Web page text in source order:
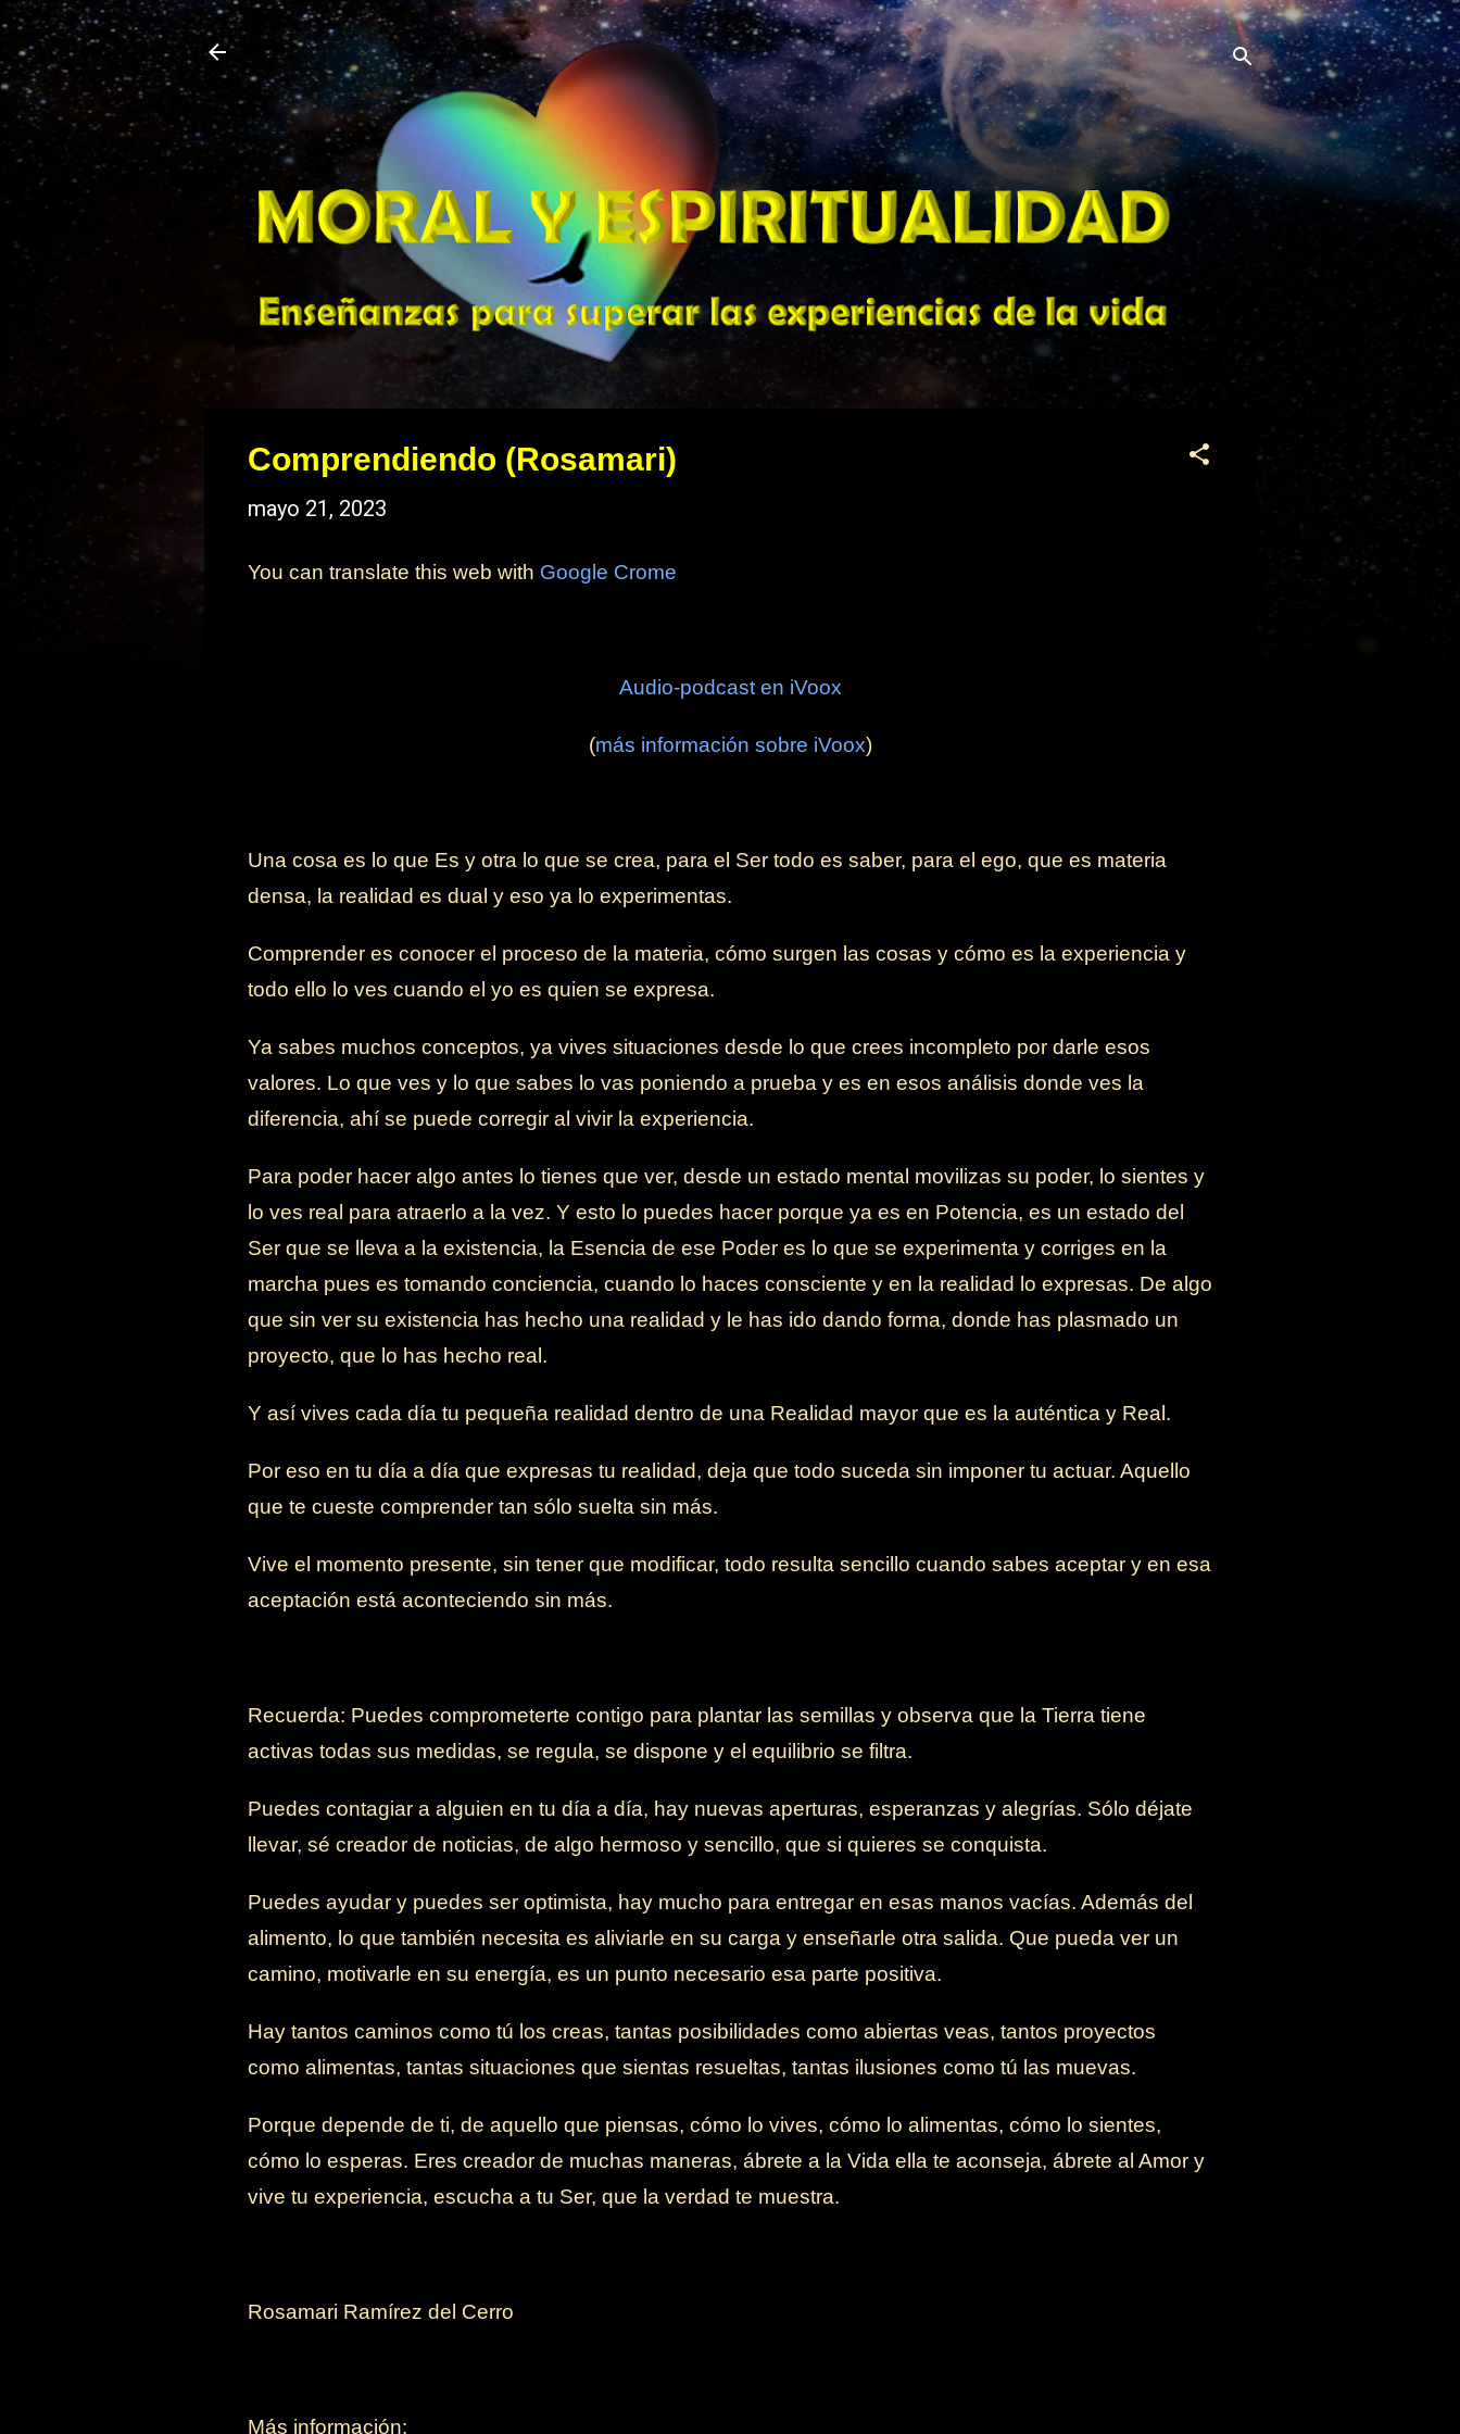
Ir al contenido principal
Comprendiendo (Rosamari)
mayo 21, 2023
You can translate this web with Google Crome
Audio-podcast en iVoox
(más información sobre iVoox)
Una cosa es lo que Es y otra lo que se crea, para el Ser todo es saber, para el ego, que es materia
densa, la realidad es dual y eso ya lo experimentas.
Comprender es conocer el proceso de la materia, cómo surgen las cosas y cómo es la experiencia y
todo ello lo ves cuando el yo es quien se expresa.
Ya sabes muchos conceptos, ya vives situaciones desde lo que crees incompleto por darle esos
valores. Lo que ves y lo que sabes lo vas poniendo a prueba y es en esos análisis donde ves la
diferencia, ahí se puede corregir al vivir la experiencia.
Para poder hacer algo antes lo tienes que ver, desde un estado mental movilizas su poder, lo sientes y
lo ves real para atraerlo a la vez. Y esto lo puedes hacer porque ya es en Potencia, es un estado del
Ser que se lleva a la existencia, la Esencia de ese Poder es lo que se experimenta y corriges en la
marcha pues es tomando conciencia, cuando lo haces consciente y en la realidad lo expresas. De algo
que sin ver su existencia has hecho una realidad y le has ido dando forma, donde has plasmado un
proyecto, que lo has hecho real.
Y así vives cada día tu pequeña realidad dentro de una Realidad mayor que es la auténtica y Real.
Por eso en tu día a día que expresas tu realidad, deja que todo suceda sin imponer tu actuar. Aquello
que te cueste comprender tan sólo suelta sin más.
Vive el momento presente, sin tener que modificar, todo resulta sencillo cuando sabes aceptar y en esa
aceptación está aconteciendo sin más.
Recuerda: Puedes comprometerte contigo para plantar las semillas y observa que la Tierra tiene
activas todas sus medidas, se regula, se dispone y el equilibrio se filtra.
Puedes contagiar a alguien en tu día a día, hay nuevas aperturas, esperanzas y alegrías. Sólo déjate
llevar, sé creador de noticias, de algo hermoso y sencillo, que si quieres se conquista.
Puedes ayudar y puedes ser optimista, hay mucho para entregar en esas manos vacías. Además del
alimento, lo que también necesita es aliviarle en su carga y enseñarle otra salida. Que pueda ver un
camino, motivarle en su energía, es un punto necesario esa parte positiva.
Hay tantos caminos como tú los creas, tantas posibilidades como abiertas veas, tantos proyectos
como alimentas, tantas situaciones que sientas resueltas, tantas ilusiones como tú las muevas.
Porque depende de ti, de aquello que piensas, cómo lo vives, cómo lo alimentas, cómo lo sientes,
cómo lo esperas. Eres creador de muchas maneras, ábrete a la Vida ella te aconseja, ábrete al Amor y
vive tu experiencia, escucha a tu Ser, que la verdad te muestra.
Rosamari Ramírez del Cerro
Más información: